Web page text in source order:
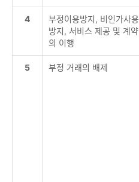
4
부정이용방지, 비인가사용
방지, 서비스 제공 및 계약
의 이행
5 부정 거래의 배제